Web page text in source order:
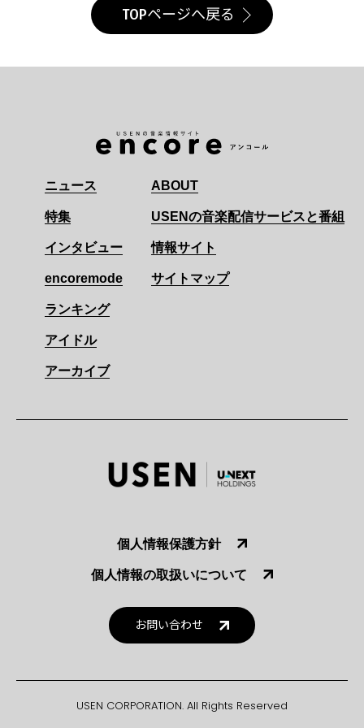
TOPページへ戻る
ニュース
特集
インタビュー
encoremode
ランキング
アイドル
アーカイブ
ABOUT
USENの音楽配信サービスと番組
情報サイト
サイトマップ
個人情報保護方針
個人情報の取扱いについて
お問い合わせ
USEN CORPORATION. All Rights Reserved